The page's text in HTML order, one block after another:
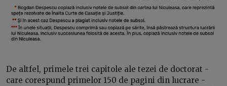
De altfel, primele trei capitole ale tezei de doctorat -
care corespund primelor 150 de pagini din lucrare -